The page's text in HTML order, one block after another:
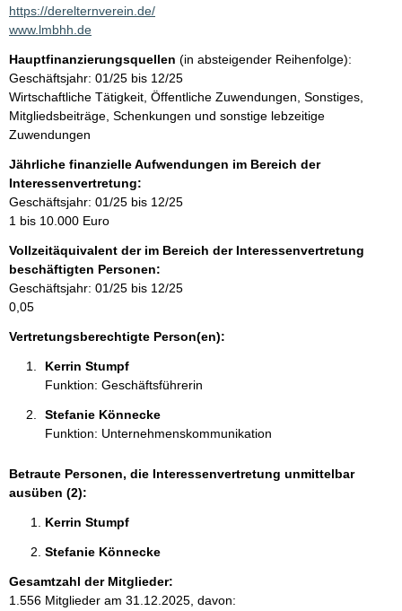
a
k
i
n
f
o
r
m
a
t
i
n
e
n
:
https://derelternverein.de/
www.lmbhh.de
Hauptfinanzierungsquellen (in absteigender Reihenfolge):
Geschäftsjahr: 01/25 bis 12/25
Wirtschaftliche Tätigkeit, Öffentliche Zuwendungen, Sonstiges,
Mitgliedsbeiträge, Schenkungen und sonstige lebzeitige
Zuwendungen
Jährliche finanzielle Aufwendungen im Bereich der
Interessenvertretung:
Geschäftsjahr: 01/25 bis 12/25
1 bis 10.000 Euro
Vollzeitäquivalent der im Bereich der Interessenvertretung
beschäftigten Personen:
Geschäftsjahr: 01/25 bis 12/25
0,05
Vertretungsberechtigte Person(en):
Kerrin Stumpf
Funktion: Geschäftsführerin
Stefanie Könnecke
Funktion: Unternehmenskommunikation
Betraute Personen, die Interessenvertretung unmittelbar
ausüben (2):
Kerrin Stumpf
Stefanie Könnecke
Gesamtzahl der Mitglieder:
1.556 Mitglieder am 31.12.2025, davon: